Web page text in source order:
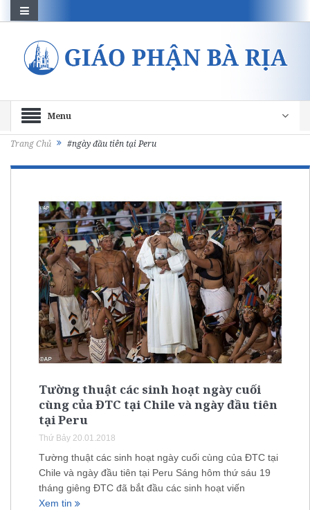
Menu
Trang Chủ #ngày đầu tiên tại Peru
Tường thuật các sinh hoạt ngày cuối
cùng của ĐTC tại Chile và ngày đầu tiên
tại Peru
Thứ Bảy 20.01.2018
Tường thuật các sinh hoạt ngày cuối cùng của ĐTC tại
Chile và ngày đầu tiên tại Peru Sáng hôm thứ sáu 19
tháng giêng ĐTC đã bắt đầu các sinh hoạt viến
Xem tin